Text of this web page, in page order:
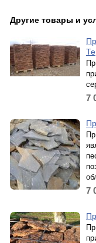
Другие товары и
7
7